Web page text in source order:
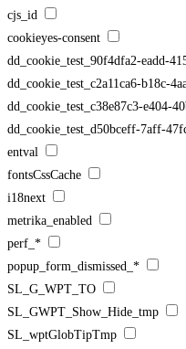
cjs_id
cookieyes-consent
dd_cookie_test_90f4dfa2-eadd-
dd_cookie_test_c2a11ca6-b18c-
dd_cookie_test_c38e87c3-e404-
dd_cookie_test_d50bceff-7aff-
entval
fontsCssCache
i18next
metrika_enabled
perf_*
popup_form_dismissed_*
SL_G_WPT_TO
SL_GWPT_Show_Hide_tmp
SL_wptGlobTipTmp